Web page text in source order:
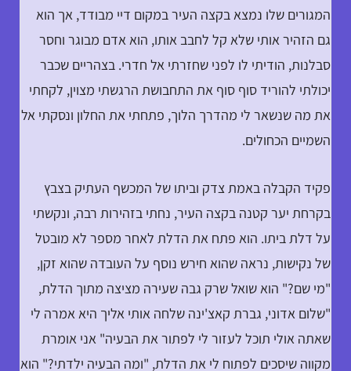
המגורים שלו נמצא בקצה העיר במקום דיי מבודד, אך הוא
גם הזהיר אותי שלא קל לחבב אותו, הוא אדם מבוגר וחסר
סבלנות, הודיתי לו לפני שחזרתי אל חדרי. בצהריים שכבר
יכולתי להוריד סוף סוף את התחבושת הרגשתי מצוין, לקחתי
את מה שנשאר לי מהדרך הלוך, פתחתי את החלון ונסקתי אל
השמיים הכחולים.
פקיד הקבלה באמת צדק וביתו של המכשף העתיק בצבץ
בקרחת יער קטנה בקצה העיר, נחתי בזהירות רבה, ונקשתי
על דלת ביתו. הוא פתח את הדלת לאחר מספר לא מובטל
של נקישות, נראה שהוא חירש נוסף על העובדה שהוא זקן,
"מי שם?" הוא שואל שרק גבה שעירה מציצה מתוך הדלת,
"שלום אדוני, גברת קאצ'ינה שלחה אותי אליך היא אמרה לי
שאתה אולי תוכל לעזור לי לפתור את הבעיה" אני אומרת
מקווה שיסכים לפתוח לי את הדלת, "ומה הבעיה ילדתי?" הוא